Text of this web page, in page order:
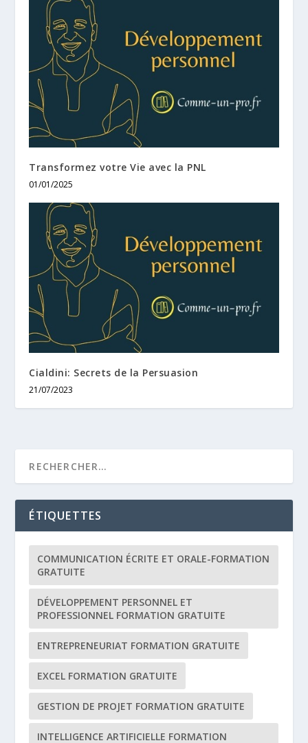
Transformez votre Vie avec la PNL
01/01/2025
Cialdini: Secrets de la Persuasion
21/07/2023
ÉTIQUETTES
COMMUNICATION ÉCRITE ET ORALE-FORMATION
GRATUITE
DÉVELOPPEMENT PERSONNEL ET
PROFESSIONNEL FORMATION GRATUITE
ENTREPRENEURIAT FORMATION GRATUITE
EXCEL FORMATION GRATUITE
GESTION DE PROJET FORMATION GRATUITE
INTELLIGENCE ARTIFICIELLE FORMATION